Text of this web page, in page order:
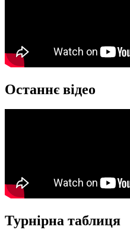
Останнє відео
Турнірна таблиця